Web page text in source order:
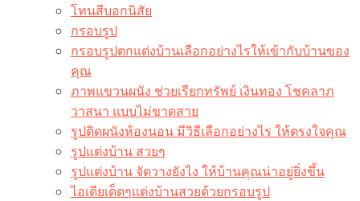
โทนสีบอกนิสัย
กรอบรูป
กรอบรูปตกแต่งบ้านเลือกอย่างไรให้เข้ากับบ้านของ
คุณ
ภาพแขวนผนัง ช่วยเรียกทรัพย์ เงินทอง โชคลาภ
วาสนา แบบไม่ขาดสาย
รูปติดผนังห้องนอน มีวิธีเลือกอย่างไร ให้ตรงใจคุณ
รูปแต่งบ้าน สวยๆ
รูปแต่งบ้าน จัดวางยังไง ให้บ้านคุณน่าอยู่ยิ่งขึ้น
ไอเดียเด็ดๆแต่งบ้านสวยด้วยกรอบรูป